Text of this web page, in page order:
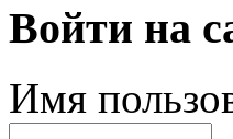
Войти на
Имя